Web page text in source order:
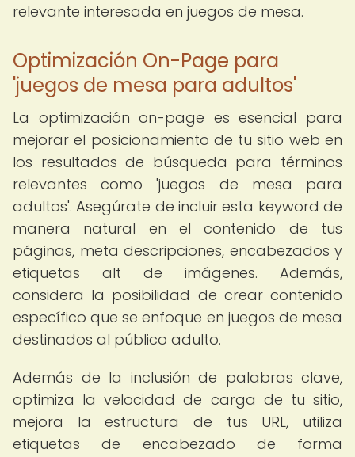
relevante interesada en juegos de mesa.
Optimización On-Page para
'juegos de mesa para adultos'
La optimización on-page es esencial para
mejorar el posicionamiento de tu sitio web en
los resultados de búsqueda para términos
relevantes como 'juegos de mesa para
adultos'. Asegúrate de incluir esta keyword de
manera natural en el contenido de tus
páginas, meta descripciones, encabezados y
etiquetas alt de imágenes. Además,
considera la posibilidad de crear contenido
específico que se enfoque en juegos de mesa
destinados al público adulto.
Además de la inclusión de palabras clave,
optimiza la velocidad de carga de tu sitio,
mejora la estructura de tus URL, utiliza
etiquetas de encabezado de forma